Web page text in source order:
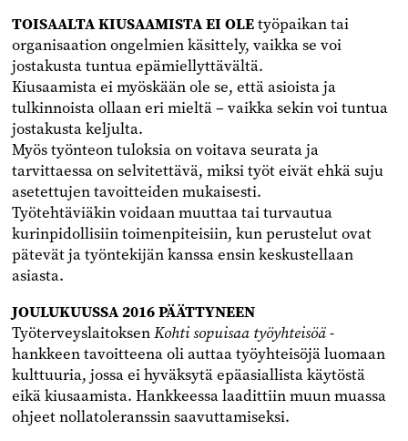
TOISAALTA KIUSAAMISTA EI OLEtyöpaikan tai
organisaation ongelmien käsittely, vaikka se voi
jostakusta tuntua epämiellyttävältä.
Kiusaamista ei myöskään ole se, että asioista ja
tulkinnoista ollaan eri mieltä – vaikka sekin voi tuntua
jostakusta keljulta.
Myös työnteon tuloksia on voitava seurata ja
tarvittaessa on selvitettävä, miksi työt eivät ehkä suju
asetettujen tavoitteiden mukaisesti.
Työtehtäviäkin voidaan muuttaa tai turvautua
kurinpidollisiin toimenpiteisiin, kun perustelut ovat
pätevät ja työntekijän kanssa ensin keskustellaan
asiasta.
JOULUKUUSSA 2016 PÄÄTTYNEEN
TyöterveyslaitoksenKohti sopuisaa työyhteisöä-
hankkeen tavoitteena oli auttaa työyhteisöjä luomaan
kulttuuria, jossa ei hyväksytä epäasiallista käytöstä
eikä kiusaamista. Hankkeessa laadittiin muun muassa
ohjeet nollatoleranssin saavuttamiseksi.